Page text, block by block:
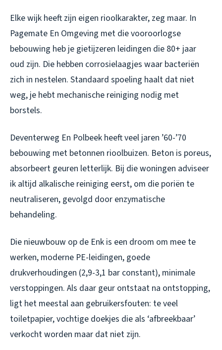
Elke wijk heeft zijn eigen rioolkarakter, zeg maar. In
Pagemate En Omgeving met die vooroorlogse
bebouwing heb je gietijzeren leidingen die 80+ jaar
oud zijn. Die hebben corrosielaagjes waar bacteriën
zich in nestelen. Standaard spoeling haalt dat niet
weg, je hebt mechanische reiniging nodig met
borstels.
Deventerweg En Polbeek heeft veel jaren ’60-’70
bebouwing met betonnen rioolbuizen. Beton is poreus,
absorbeert geuren letterlijk. Bij die woningen adviseer
ik altijd alkalische reiniging eerst, om die poriën te
neutraliseren, gevolgd door enzymatische
behandeling.
Die nieuwbouw op de Enk is een droom om mee te
werken, moderne PE-leidingen, goede
drukverhoudingen (2,9-3,1 bar constant), minimale
verstoppingen. Als daar geur ontstaat na ontstopping,
ligt het meestal aan gebruikersfouten: te veel
toiletpapier, vochtige doekjes die als ‘afbreekbaar’
verkocht worden maar dat niet zijn.